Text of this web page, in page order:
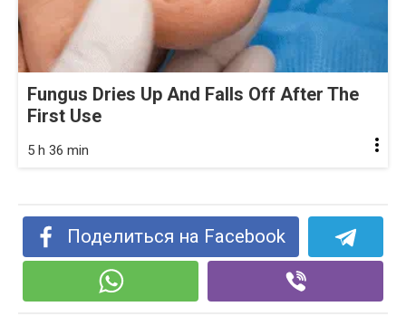
Fungus Dries Up And Falls Off After The
First Use
5 h 36 min
Поделиться на Facebook